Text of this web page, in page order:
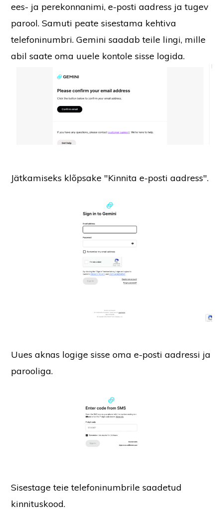
ees- ja perekonnanimi, e-posti aadress ja tugev
parool. Samuti peate sisestama kehtiva
telefoninumbri.Gemini saadab teile lingi, mille
abil saate oma uuele kontole sisse logida.
Jätkamiseks klõpsake "Kinnita e-posti aadress".
Uues aknas logige sisse oma e-posti aadressi ja
parooliga.
Sisestage teie telefoninumbrile saadetud
kinnituskood.